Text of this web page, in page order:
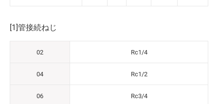
[1]管接続ねじ
02 Rc1/4
04 Rc1/2
06 Rc3/4